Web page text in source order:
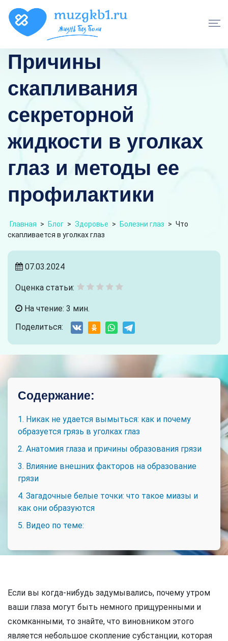
Причины
скапливания
секреторной
жидкости в уголках
глаз и методы ее
профилактики
Главная > Блог > Здоровье > Болезни глаз > Что
скапливается в уголках глаз
07.03.2024
Оценка статьи:
На чтение: 3 мин.
Поделиться:
Содержание:
1. Никак не удается вымыться: как и почему
образуется грязь в уголках глаз
2. Анатомия глаза и причины образования грязи
3. Влияние внешних факторов на образование
грязи
4. Загадочные белые точки: что такое миазы и
как они образуются
5. Видео по теме:
Если вы когда-нибудь задумывались, почему утром
ваши глаза могут быть немного прищуренными и
скомканными, то знайте, что виновником этого
является небольшое скопление субстанции, которая